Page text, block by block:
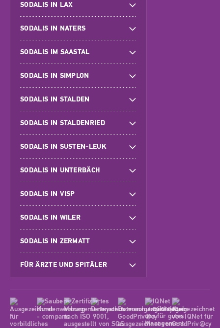
SODALIS IN LAX
SODALIS IN NATERS
SODALIS IM SAASTAL
SODALIS IN SIMPLON
SODALIS IN STALDEN
SODALIS IN STALDENRIED
SODALIS IN SUSTEN-LEUK
SODALIS IN UNTERBÄCH
SODALIS IN VISP
SODALIS IN WILER
SODALIS IN ZERMATT
FÜR ÄRZTE UND SPITÄLER